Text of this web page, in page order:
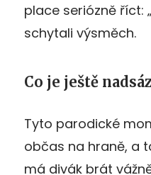
place seriózně říct:
schytali výsměch.
Co je ještě
Tyto parodické
občas na hraně, a
má divák brát